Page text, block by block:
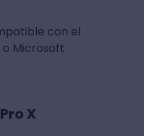
con el
o Microsoft
X